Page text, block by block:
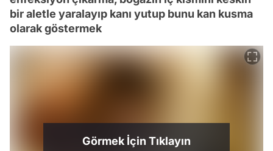
bir aletle yaralayıp kanı yutup bunu kan kusma
olarak göstermek
Görmek İçin Tıklayın